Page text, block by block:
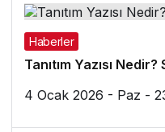
Haberler
Tanıtım Yazısı
4 Ocak 2026 - Paz -